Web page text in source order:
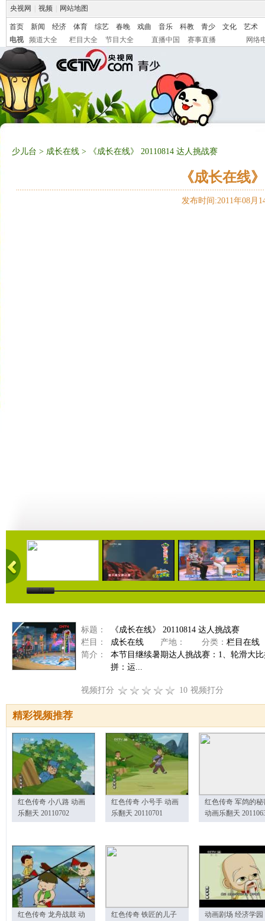
央视网 视频 网站地图
首页 新闻 经济 体育 综艺 春晚 戏曲 音乐 科教 青少 文化
艺术
电视
频道大全 栏目大全 节目大全 直播中国 赛事直播 网络
少儿台 > 成长在线 > 《成长在线》 20110814 达人挑战赛
《成长在线
发布时间:2011年08月
21:23 24:52 24:19
标题：
《成长在线》 20110814 达人挑战赛
栏目：
成长在线 产地： 分类： 栏目在线
简介：
本节目继续暑期达人挑战赛：1、轮滑大
拼：运...
视频打分 10 视频打分
精彩视频推荐
红色传奇 小八路 动画
乐翻天 20110702
红色传奇 小号手 动画
乐翻天 20110701
红色传奇 军鸽的秘
动画乐翻天
红色传奇 龙舟战鼓 动
红色传奇 铁匠的儿子
动画剧场 经济学园